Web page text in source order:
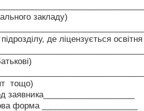
закладу)
де ліцензується
тощо)
заявника____________________
форма _____________________